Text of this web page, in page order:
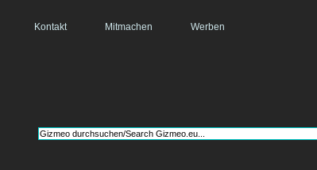
Kontakt Mitmachen Werben